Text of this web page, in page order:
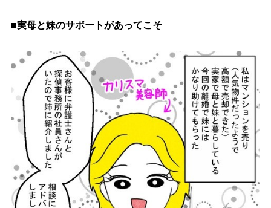
■実母と妹のサポートがあってこそ